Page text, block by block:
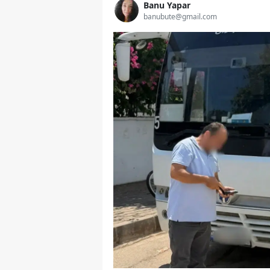
Banu Yapar
banubute@gmail.com